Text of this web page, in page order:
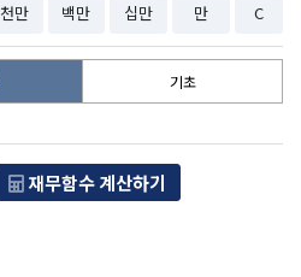
천만 백만 십만 만 C
기초
재무함수 계산하기